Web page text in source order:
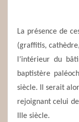
La présence de
(graffitis,
l’intérieur du
baptistère
siècle. Il serait
rejoignant celui
IIIe siècle.